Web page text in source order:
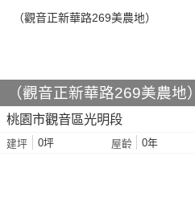
（觀音正新華路269美農地）
桃園市觀音區光明段
建坪 0坪 屋齡 0年